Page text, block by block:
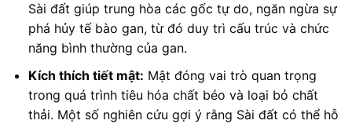
Sài đất giúp trung hòa các gốc tự do, ngăn ngừa sự
phá hủy tế bào gan, từ đó duy trì cấu trúc và chức
năng bình thường của gan.
Kích thích tiết mật: Mật đóng vai trò quan trọng
trong quá trình tiêu hóa chất béo và loại bỏ chất
thải. Một số nghiên cứu gợi ý rằng Sài đất có thể hỗ